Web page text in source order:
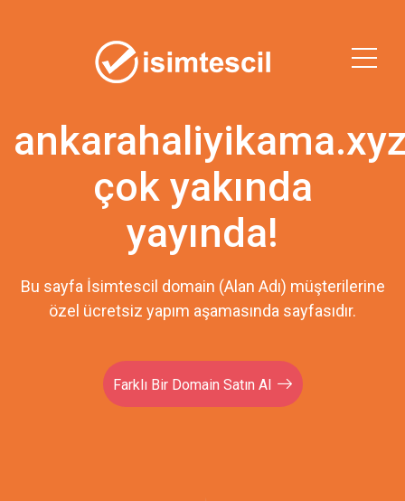
çok yakında
yayında!
Bu sayfa İsimtescil domain (Alan Adı) müşterilerine
özel ücretsiz yapım aşamasında sayfasıdır.
Farklı Bir Domain Satın Al